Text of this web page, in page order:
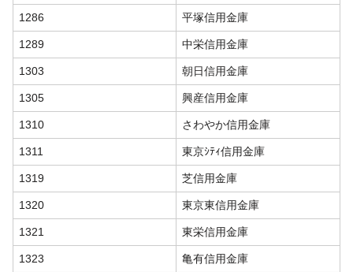
1286 平塚信用金庫
1289 中栄信用金庫
1303 朝日信用金庫
1305 興産信用金庫
1310 さわやか信用金庫
1311 東京ｼﾃｨ信用金庫
1319 芝信用金庫
1320 東京東信用金庫
1321 東栄信用金庫
1323 亀有信用金庫